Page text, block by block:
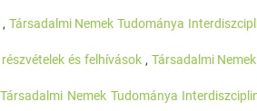
, Társadalmi Nemek Tudománya
és felhívások , Társadalmi
Társadalmi Nemek Tudománya